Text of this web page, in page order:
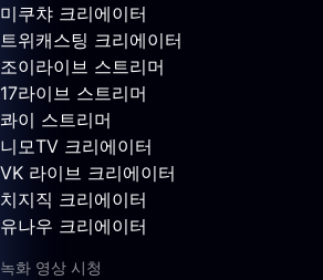
미쿠챠 크리에이터
트위캐스팅 크리에이터
조이라이브 스트리머
17라이브 스트리머
콰이 스트리머
니모TV 크리에이터
VK 라이브 크리에이터
치지직 크리에이터
유나우 크리에이터
녹화 영상 시청